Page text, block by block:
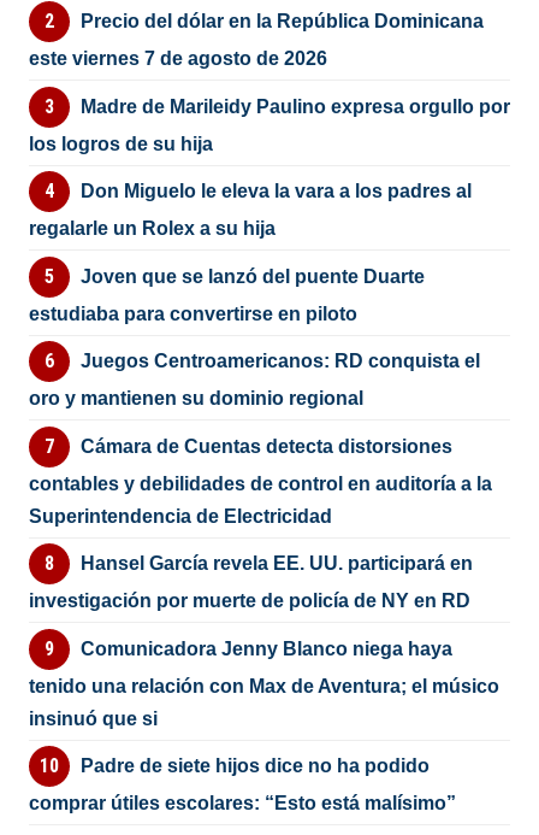
Precio del dólar en la República Dominicana
este viernes 7 de agosto de 2026
Madre de Marileidy Paulino expresa orgullo por
los logros de su hija
Don Miguelo le eleva la vara a los padres al
regalarle un Rolex a su hija
Joven que se lanzó del puente Duarte
estudiaba para convertirse en piloto
Juegos Centroamericanos: RD conquista el
oro y mantienen su dominio regional
Cámara de Cuentas detecta distorsiones
contables y debilidades de control en auditoría a la
Superintendencia de Electricidad
Hansel García revela EE. UU. participará en
investigación por muerte de policía de NY en RD
Comunicadora Jenny Blanco niega haya
tenido una relación con Max de Aventura; el músico
insinuó que si
Padre de siete hijos dice no ha podido
comprar útiles escolares: “Esto está malísimo”